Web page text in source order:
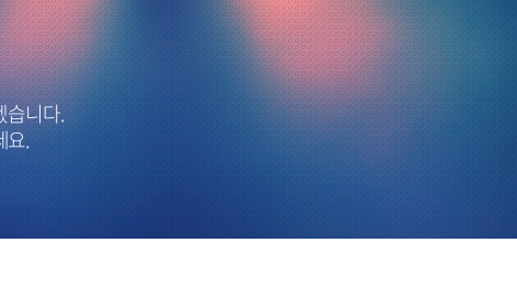
습니다.
요.